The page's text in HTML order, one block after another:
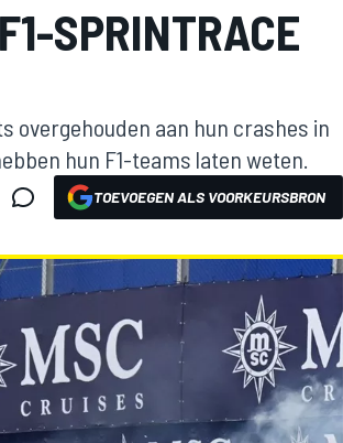
SPRINTRACE
overgehouden aan hun crashes in
hun F1-teams laten weten.
TOEVOEGEN ALS VOORKEURSBRON